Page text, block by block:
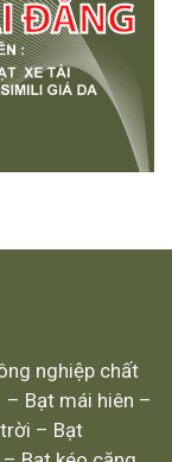
nghiệp chất
Bạt mái hiên –
– Bạt